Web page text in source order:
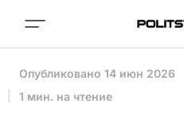
Опубликовано 14 июн 2026
1 мин. на чтение